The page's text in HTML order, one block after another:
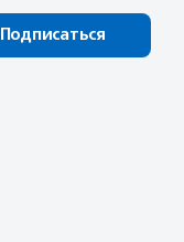
Подписаться